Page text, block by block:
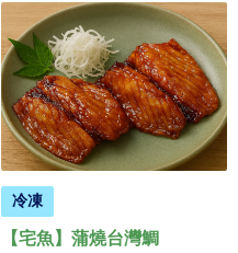
冷凍
【宅魚】蒲燒台灣鯛